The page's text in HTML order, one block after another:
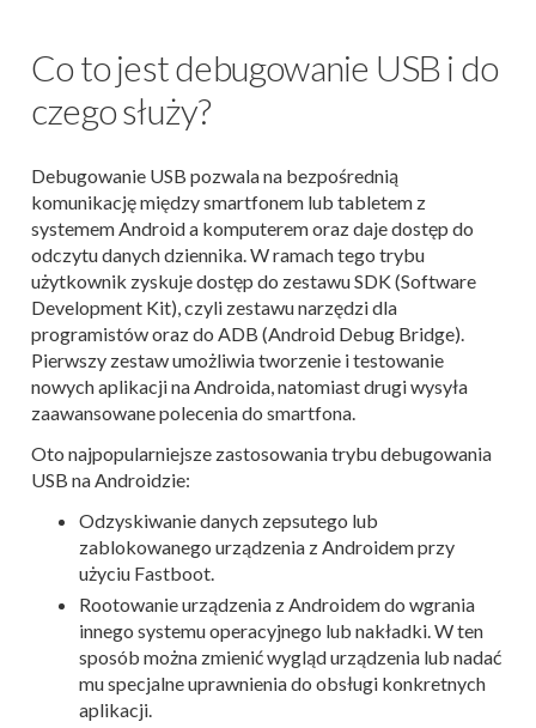
Co to jest debugowanie USB i do
czego służy?
Debugowanie USB pozwala na bezpośrednią
komunikację między smartfonem lub tabletem z
systemem Android a komputerem oraz daje dostęp do
odczytu danych dziennika. W ramach tego trybu
użytkownik zyskuje dostęp do zestawu SDK (Software
Development Kit), czyli zestawu narzędzi dla
programistów oraz do ADB (Android Debug Bridge).
Pierwszy zestaw umożliwia tworzenie i testowanie
nowych aplikacji na Androida, natomiast drugi wysyła
zaawansowane polecenia do smartfona.
Oto najpopularniejsze zastosowania trybu debugowania
USB na Androidzie:
Odzyskiwanie danych zepsutego lub
zablokowanego urządzenia z Androidem przy
użyciu Fastboot.
Rootowanie urządzenia z Androidem do wgrania
innego systemu operacyjnego lub nakładki. W ten
sposób można zmienić wygląd urządzenia lub nadać
mu specjalne uprawnienia do obsługi konkretnych
aplikacji.